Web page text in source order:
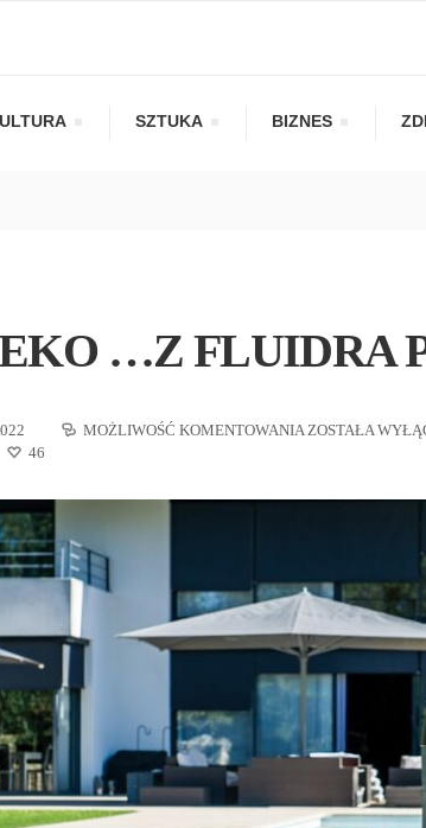
SZTUKA BIZNES
…Z FLUIDRA
MOŻLIWOŚĆ KOMENTOWANIA ZOSTAŁA
46